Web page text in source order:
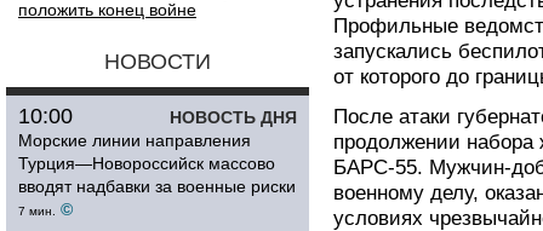
положить конец войне
НОВОСТИ
НОВОСТЬ ДНЯ
10:00
Морские линии направления
Турция—Новороссийск массово
вводят надбавки за военные риски
7 мин. ©
Профильные
запускались
от которого до
После атаки
продолжении набора
БАРС-55. Мужчин-
военному делу,
условиях